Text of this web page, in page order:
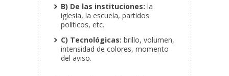
B) De las instituciones: la
iglesia, la escuela, partidos
políticos, etc.
C) Tecnológicas: brillo, volumen,
intensidad de colores, momento
del aviso.